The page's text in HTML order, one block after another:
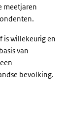
meetjaren
is willekeurig en
van
bevolking.